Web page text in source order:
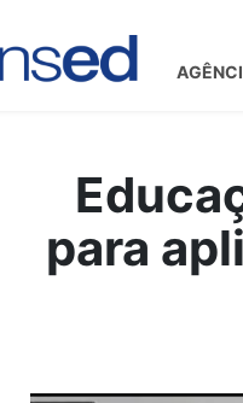
para